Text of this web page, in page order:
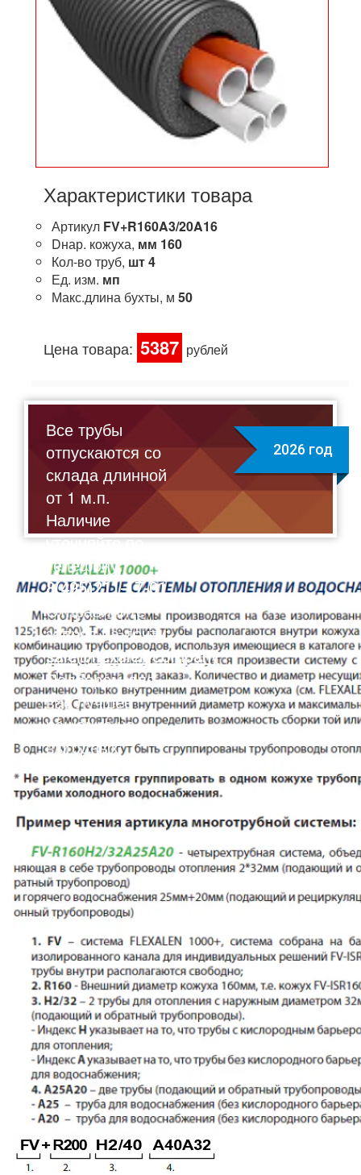
Характеристики товара
Артикул FV+R160A3/20A16
Dнар. кожуха, мм 160
Кол-во труб, шт4
Ед. изм. мп
Макс.длина бухты, м 50
Цена товара: 5387 рублей
Все трубы
отпускаются со
склада длинной
от 1 м.п.
Наличие
уточняйте по
телефону:
8(495)211-17-01
Отправляйте
запрос на почту:
sale@flexalen.company
Подберем для
вас лучшее
решение на
выгодных
2026 год